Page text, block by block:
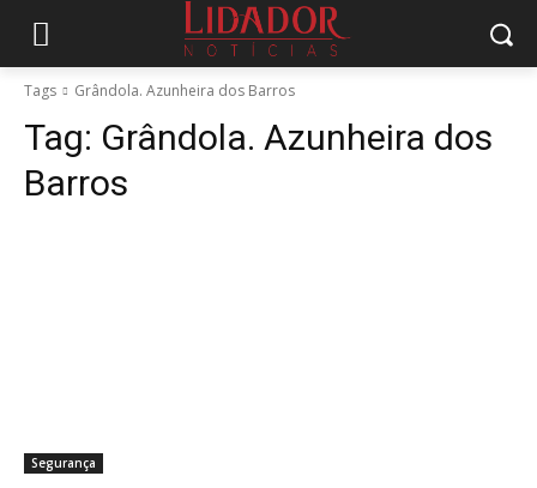
Tags Grândola. Azunheira dos Barros
Tag: Grândola. Azunheira dos
Barros
Segurança